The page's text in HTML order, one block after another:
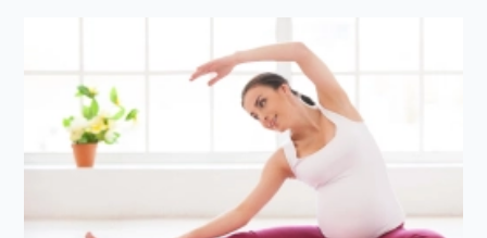
biasanya akan mengajak Si Kecil bicara atau bernyanyi. Nah
aktivitas inilah yang efektif membantu merangsang sel otak
Si Kecil yang berkaitan dengan memori dan kecerdasan.
Mengingat banyaknya manfaat yang bisa didapat dari
menggendong (memangku) Si Kecil, sangat disarankan
untuk lebih banyak menggendong sambil mengajaknya
bicara atau bernyanyi.